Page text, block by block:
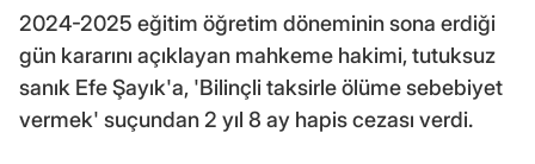
2024-2025 eğitim öğretim döneminin sona erdiği
gün kararını açıklayan mahkeme hakimi, tutuksuz
sanık Efe Şayık'a, 'Bilinçli taksirle ölüme sebebiyet
vermek' suçundan 2 yıl 8 ay hapis cezası verdi.